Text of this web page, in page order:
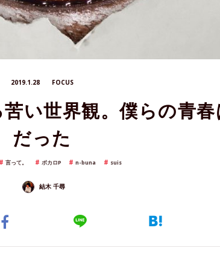
2019.1.28 FOCUS
い世界観。僕らの青
だった
言って。 ボカロP n-buna suis
結木 千尋